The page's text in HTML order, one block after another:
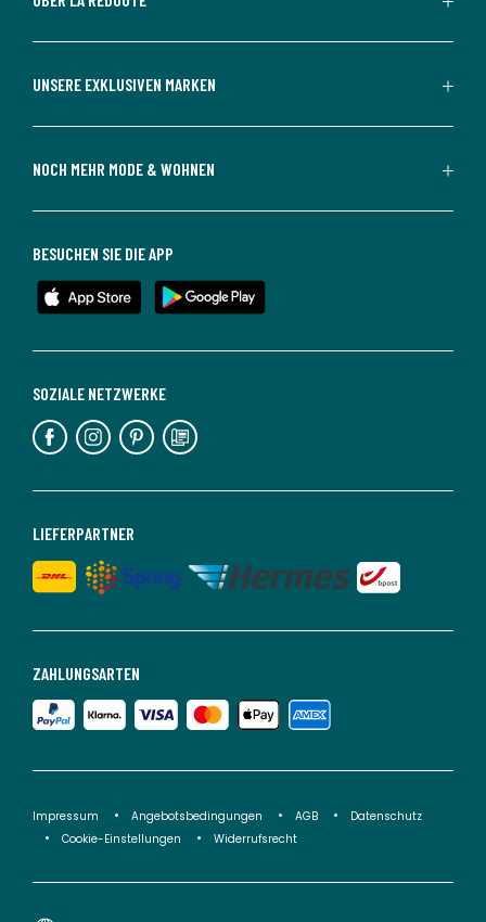
UNSERE EXKLUSIVEN MARKEN
NOCH MEHR MODE & WOHNEN
ZAHLUNGSARTEN
LIEFERPARTNER
SOZIALE NETZWERKE
BESUCHEN SIE DIE APP
Impressum Angebotsbedingungen AGB
Datenschutz
Cookie-Einstellungen
Widerrufsrecht